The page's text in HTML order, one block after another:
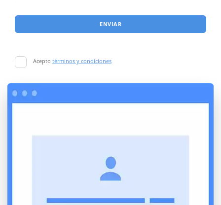
ENVIAR
Acepto términos y condiciones